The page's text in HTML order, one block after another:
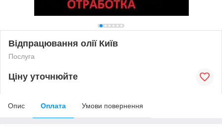
Відпрацювання олії Київ
Послуга
Ціну уточнюйте
Опис Оплата Умови повернення